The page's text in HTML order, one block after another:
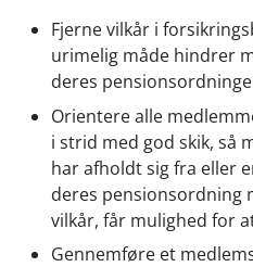
Fjerne vilkår i
urimelig måde hindrer
deres
Orientere alle
i strid med god skik, så
har afholdt sig fra eller
deres pensionsordning
vilkår, får mulighed for
Gennemføre et